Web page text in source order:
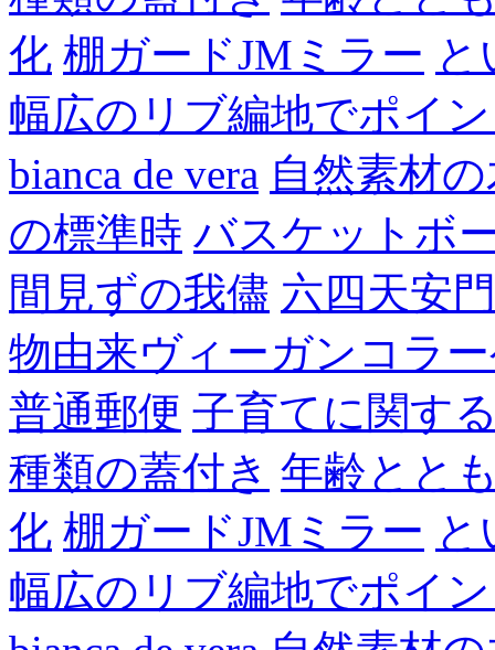
化 棚ガードJMミラー
幅広のリブ編地でポイ
bianca de vera 自然素材
の標準時 バスケットボ
間見ずの我儘 六四天安門
物由来ヴィーガンコラ
普通郵便 子育てに関す
種類の蓋付き 年齢とと
化 棚ガードJMミラー
幅広のリブ編地でポイ